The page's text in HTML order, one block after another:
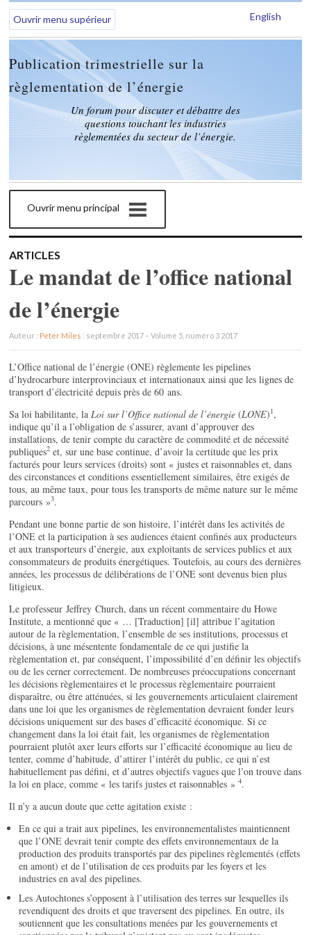
English
Ouvrir menu supérieur
Publication trimestrielle sur la
règlementation de l’énergie
Un forum pour discuter et débattre des
questions touchant les industries
règlementées du secteur de l’énergie.
Ouvrir menu principal
ARTICLES
Le mandat de l’office national
de l’énergie
Auteur : Peter Miles | septembre 2017 – Volume 5, numéro 3 2017
L’Office national de l’énergie (ONE) règlemente les pipelines
d’hydrocarbure interprovinciaux et internationaux ainsi que les lignes de
transport d’électricité depuis près de 60 ans.
Sa loi habilitante, la Loi sur l’Office national de l’énergie (LONE)1,
indique qu’il a l’obligation de s’assurer, avant d’approuver des
installations, de tenir compte du caractère de commodité et de nécessité
publiques2 et, sur une base continue, d’avoir la certitude que les prix
facturés pour leurs services (droits) sont « justes et raisonnables et, dans
des circonstances et conditions essentiellement similaires, être exigés de
tous, au même taux, pour tous les transports de même nature sur le même
parcours »3.
Pendant une bonne partie de son histoire, l’intérêt dans les activités de
l’ONE et la participation à ses audiences étaient confinés aux producteurs
et aux transporteurs d’énergie, aux exploitants de services publics et aux
consommateurs de produits énergétiques. Toutefois, au cours des dernières
années, les processus de délibérations de l’ONE sont devenus bien plus
litigieux.
Le professeur Jeffrey Church, dans un récent commentaire du Howe
Institute, a mentionné que « … [Traduction] [il] attribue l’agitation
autour de la règlementation, l’ensemble de ses institutions, processus et
décisions, à une mésentente fondamentale de ce qui justifie la
règlementation et, par conséquent, l’impossibilité d’en définir les objectifs
ou de les cerner correctement. De nombreuses préoccupations concernant
les décisions règlementaires et le processus règlementaire pourraient
disparaître, ou être atténuées, si les gouvernements articulaient clairement
dans une loi que les organismes de règlementation devraient fonder leurs
décisions uniquement sur des bases d’efficacité économique. Si ce
changement dans la loi était fait, les organismes de règlementation
pourraient plutôt axer leurs efforts sur l’efficacité économique au lieu de
tenter, comme d’habitude, d’attirer l’intérêt du public, ce qui n’est
habituellement pas défini, et d’autres objectifs vagues que l’on trouve dans
la loi en place, comme « les tarifs justes et raisonnables »4.
Il n’y a aucun doute que cette agitation existe :
En ce qui a trait aux pipelines, les environnementalistes maintiennent
que l’ONE devrait tenir compte des effets environnementaux de la
production des produits transportés par des pipelines règlementés (effets
en amont) et de l’utilisation de ces produits par les foyers et les
industries en aval des pipelines.
Les Autochtones s’opposent à l’utilisation des terres sur lesquelles ils
revendiquent des droits et que traversent des pipelines. En outre, ils
soutiennent que les consultations menées par les gouvernements et